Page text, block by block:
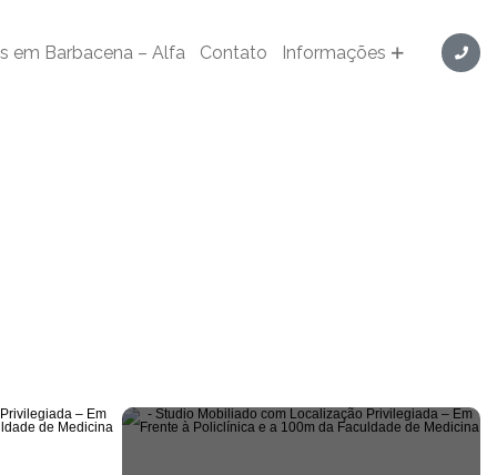
em Barbacena – Alfa Contato Informações